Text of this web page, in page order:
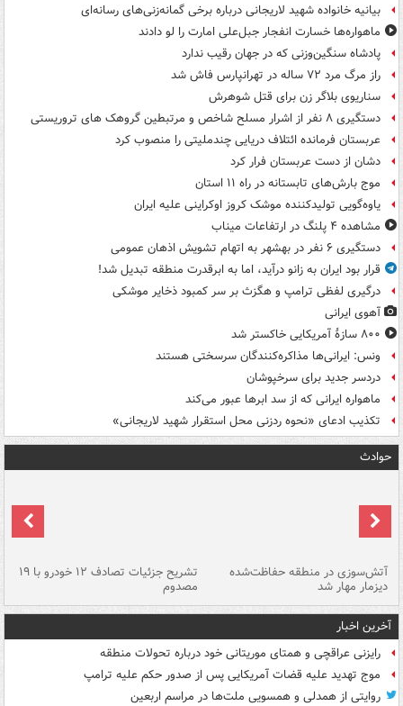
بیانیه خانواده شهید لاریجانی درباره برخی گمانه‌زنی‌های رسانه‌ای
ماهواره‌ها خسارت انفجار جبل‌علی امارت را لو دادند
پادشاه سنگین‌وزنی که در جهان رقیب ندارد
راز مرگ مرد ۷۲ ساله در تهرانپارس فاش شد
سناریوی بلاگر زن برای قتل شوهرش
دستگیری ۸ نفر از اشرار مسلح شاخص و مرتبطین گروهک های تروریستی
عربستان فرمانده ائتلاف دریایی چندملیتی را منصوب کرد
دشان از دست عربستان فرار کرد
موج بارش‌های تابستانه در راه ۱۱ استان
یاوه‌گویی تولیدکننده موشک کروز اوکراینی علیه ایران
مشاهده ۴ پلنگ در ارتفاعات میناب
دستگیری ۶ نفر در بهشهر به اتهام تشویش اذهان عمومی
قرار بود ایران به زانو درآید، اما به ابرقدرت منطقه تبدیل شد!
درگیری لفظی ترامپ و هگزث بر سر کمبود ذخایر موشکی
آهوی ایرانی
۸۰۰ سازۀ آمریکایی خاکستر شد
ونس: ایرانی‌ها مذاکره‌کنندگان سرسختی هستند
دردسر جدید برای سرخپوشان
ماهواره ایرانی که از سد ابرها عبور می‌کند
تکذیب ادعای «نحوه ردزنی محل استقرار شهید لاریجانی»
حوادث
آتش‌سوزی در منطقه حفاظت‌شده
دیزمار مهار شد
تشریح جزئیات تصادف ۱۲ خودرو با ۱۹
مصدوم
آخرین اخبار
رایزنی عراقچی و همتای موریتانی خود درباره تحولات منطقه
موج تهدید علیه قضات آمریکایی پس از صدور حکم علیه ترامپ
روایتی از همدلی و همسویی ملت‌ها در مراسم اربعین